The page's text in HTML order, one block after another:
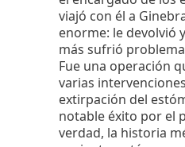
viajó con él a
enorme: le devolvió
más sufrió
Fue una operación
varias
extirpación del
notable éxito por el
verdad, la historia